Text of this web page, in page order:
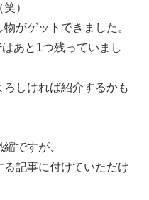
）
がゲットできました。
あと1つ残っていまし
しければ紹介するかも
ですが、
記事に付けていただけ